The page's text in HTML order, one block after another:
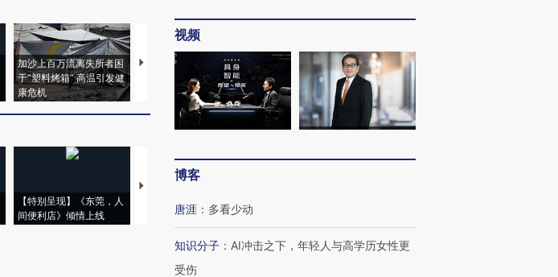
加沙上百万流离失所者困
于“塑料烤箱” 高温引发健
康危机
视线｜HYROX的吸金
术：是什么让中产们甘
心“花钱找虐”？
马航飞行员跨国走私7万
粒摇头丸 尿检体内含3种
毒品
视线｜被称为“蟑螂”的印
度Z世代 用街头抗争将教
育部长拱下台
【特别呈现】《东莞，人
间便利店》倾情上线
【推广】走进第四届链博
会，让数智科技“链”接产
视频
博客
唐涯 ： 多看少动
知识分子 ： AI冲击之下，年轻人与高学历女性更
受伤